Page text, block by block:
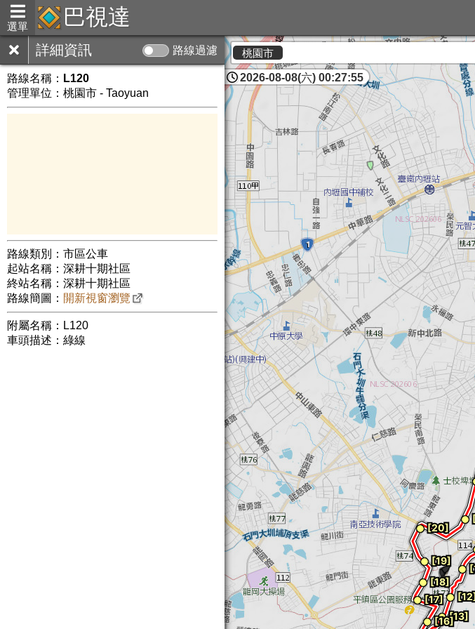
選單 巴視達
詳細資訊 路線過濾
路線名稱： L120
管理單位：桃園市 - Taoyuan
路線類別：市區公車
起站名稱：深耕十期社區
終站名稱：深耕十期社區
路線簡圖： 開新視窗瀏覽
附屬名稱：L120
車頭描述：綠線
桃園市
2026-08-08(六) 00:27:55